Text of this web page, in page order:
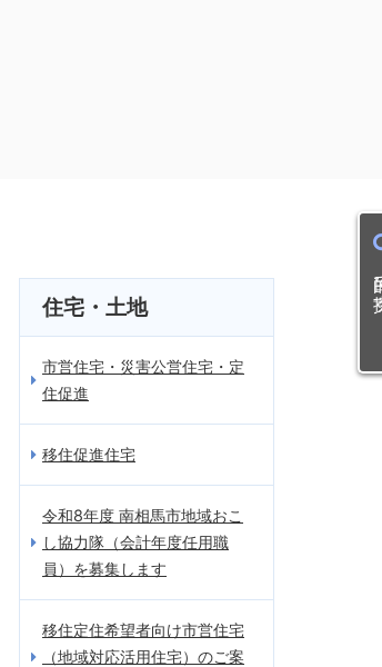
目
住宅・土地
市営住宅・災害公営住宅・定
住促進
移住促進住宅
令和8年度 南相馬市地域おこ
し協力隊（会計年度任用職
員）を募集します
移住定住希望者向け市営住宅
（地域対応活用住宅）のご案